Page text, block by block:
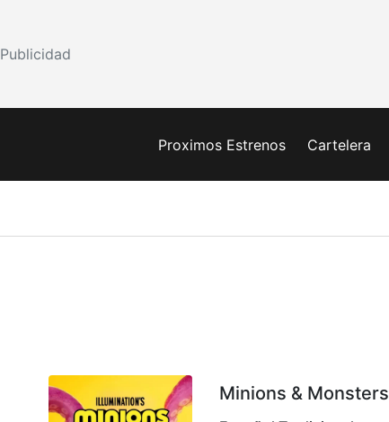
Publicidad
Proximos Estrenos Cartelera
Minions & Monsters